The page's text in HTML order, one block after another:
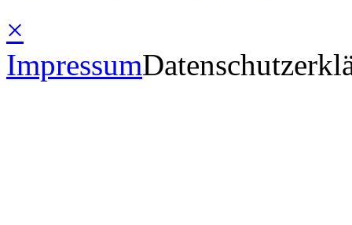
×
Impressum